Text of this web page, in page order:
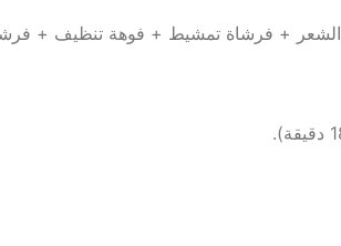
+ فرشاة تمشيط + فوهة تنظيف +